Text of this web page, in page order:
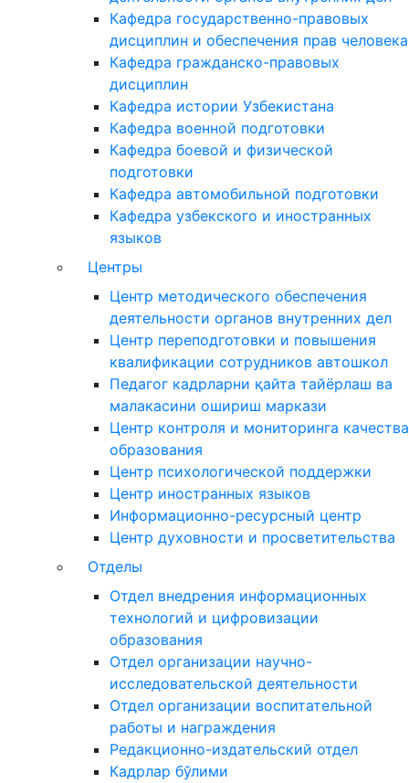
Кафедра государственно-правовых
дисциплин и обеспечения прав человека
Кафедра гражданско-правовых
дисциплин
Кафедра истории Узбекистана
Кафедра военной подготовки
Кафедра боевой и физической
подготовки
Кафедра автомобильной подготовки
Кафедра узбекского и иностранных
языков
Центры
Центр методического обеспечения
деятельности органов внутренних дел
Центр переподготовки и повышения
квалификации сотрудников автошкол
Педагог кадрларни қайта тайёрлаш ва
малакасини ошириш маркази
Центр контроля и мониторинга качества
образования
Центр психологической поддержки
Центр иностранных языков
Информационно-ресурсный центр
Центр духовности и просветительства
Отделы
Отдел внедрения информационных
технологий и цифровизации
образования
Отдел организации научно-
исследовательской деятельности
Отдел организации воспитательной
работы и награждения
Редакционно-издательский отдел
Кадрлар бўлими